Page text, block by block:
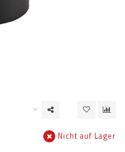
Nicht auf Lager